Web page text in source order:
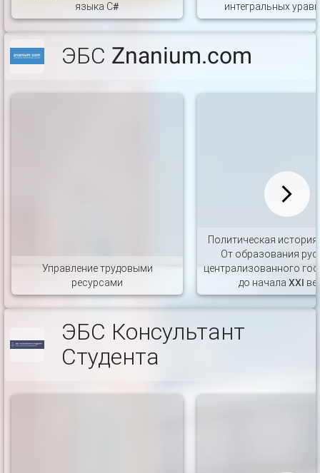
языка С#
интегральных
ЭБС Znanium.com
Управление трудовыми
ресурсами
Политическая
От образования
централизованного
до начала XXI
ЭБС Консультант
Студента